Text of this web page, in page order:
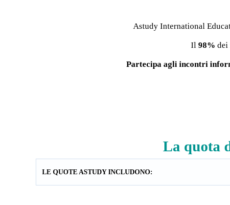
Astudy International
Il 98% dei
Partecipa agli incontri
La quota
LE QUOTE ASTUDY INCLUDONO: